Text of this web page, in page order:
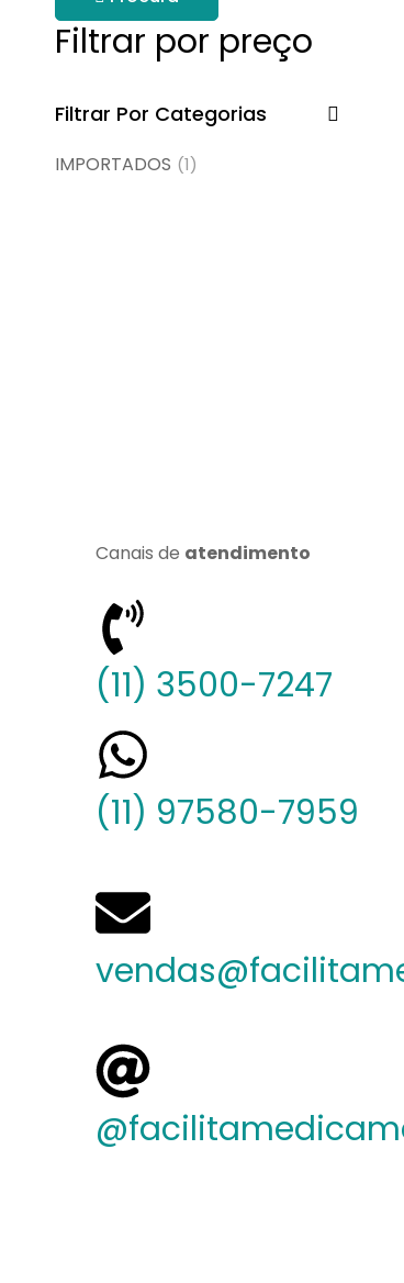
Filtrar por preço
Filtrar Por Categorias
IMPORTADOS (1)
Canais de atendimento
(11) 3500-7247
(11) 97580-7959